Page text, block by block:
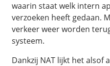
waarin staat welk intern
verzoeken heeft gedaan.
verkeer weer worden
systeem.
Dankzij NAT lijkt het alsof